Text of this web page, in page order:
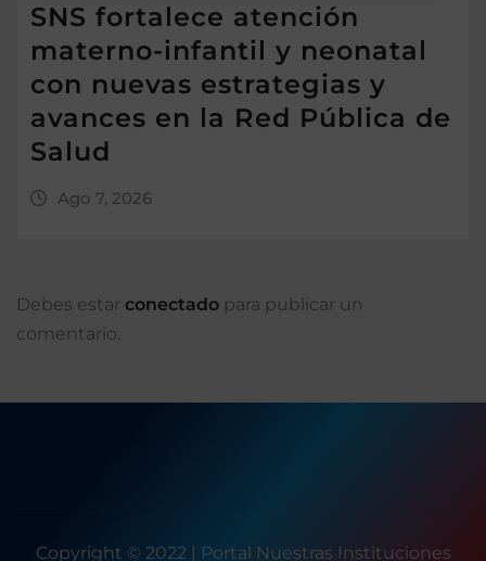
SNS fortalece atención
materno-infantil y neonatal
con nuevas estrategias y
avances en la Red Pública de
Salud
Ago 7, 2026
Debes estar conectado para publicar un
comentario.
Copyright © 2022 | Portal Nuestras Instituciones